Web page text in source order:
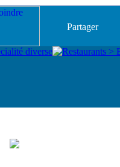
Partager